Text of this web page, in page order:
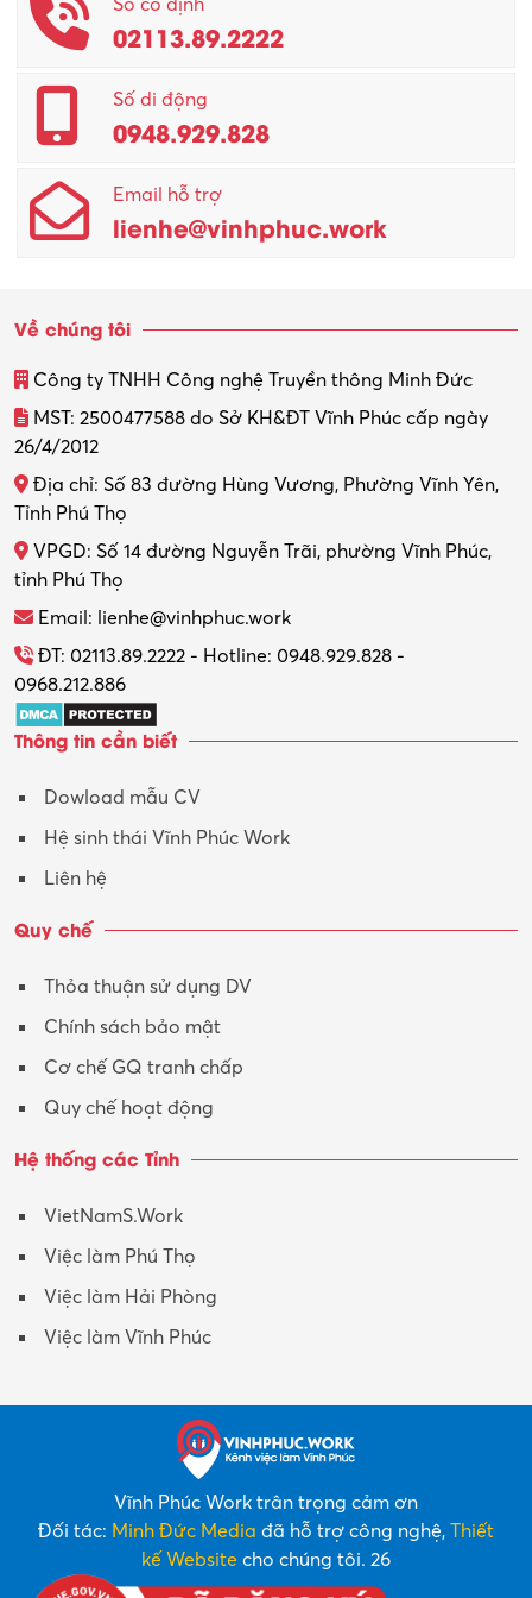
Promotion Girl (PG)
Quản lý – Giám đốc
Quản lý chất lượng – QC
Quản lý sản xuất
Quản trị kinh doanh
Thiết kế nội thất
Thợ máy – Ô tô – Xe máy
Thực tập
Tổ chức sự kiện – Quà tặng
Trợ lý
Tư vấn
Tư vấn – Kiến trúc
Y tế-Dược
Số cố định
02113.89.2222
Số di động
0948.929.828
Email hỗ trợ
lienhe@vinhphuc.work
Về chúng tôi
Công ty TNHH Công nghệ Truyền thông Minh Đức
MST: 2500477588 do Sở KH&ĐT Vĩnh Phúc cấp ngày
26/4/2012
Địa chỉ: Số 83 đường Hùng Vương, Phường Vĩnh Yên,
Tỉnh Phú Thọ
VPGD: Số 14 đường Nguyễn Trãi, phường Vĩnh Phúc,
tỉnh Phú Thọ
Email: lienhe@vinhphuc.work
ĐT: 02113.89.2222 - Hotline: 0948.929.828 -
0968.212.886
Thông tin cần biết
Dowload mẫu CV
Hệ sinh thái Vĩnh Phúc Work
Liên hệ
Quy chế
Thỏa thuận sử dụng DV
Chính sách bảo mật
Cơ chế GQ tranh chấp
Quy chế hoạt động
Hệ thống các Tỉnh
VietNamS.Work
Việc làm Phú Thọ
Việc làm Hải Phòng
Việc làm Vĩnh Phúc
Vĩnh Phúc Work trân trọng cảm ơn
Đối tác: Minh Đức Media đã hỗ trợ công nghệ, Thiết
kế Website cho chúng tôi. 26